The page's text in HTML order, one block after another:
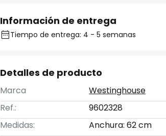
Información de entrega
Tiempo de entrega: 4 - 5 semanas
Detalles de producto
Marca
Westinghouse
Ref.:
9602328
Medidas:
Anchura: 62 cm